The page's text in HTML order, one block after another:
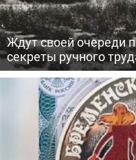
Ждут своей очереди
секреты ручного